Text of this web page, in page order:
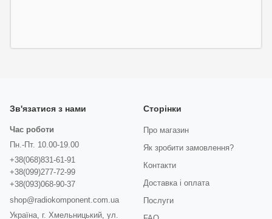
Зв'язатися з нами
Час роботи
Пн.-Пт. 10.00-19.00
+38(068)831-61-91
+38(099)277-72-99
+38(093)068-90-37
shop@radiokomponent.com.ua
Україна, г. Хмельницький, ул.
Сторінки
Про магазин
Як зробити замовлення?
Контакти
Доставка і оплата
Послуги